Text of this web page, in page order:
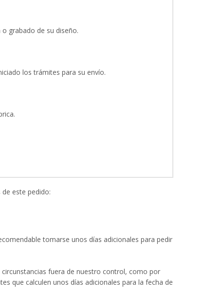
grabado de su diseño.
los trámites para su envío.
este pedido:
tomarse unos días adicionales para pedir
fuera de nuestro control, como por
que calculen unos días adicionales para la fecha de